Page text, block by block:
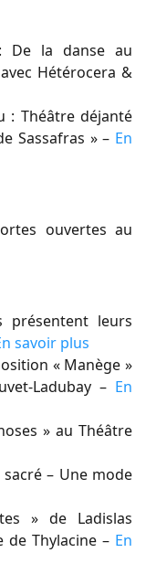
De la danse au
Hétérocera &
: Théâtre déjanté
Sassafras » – En
ouvertes au
présentent leurs
savoir plus
« Manège »
Ladubay – En
» au Théâtre
– Une mode
» de Ladislas
de Thylacine – En